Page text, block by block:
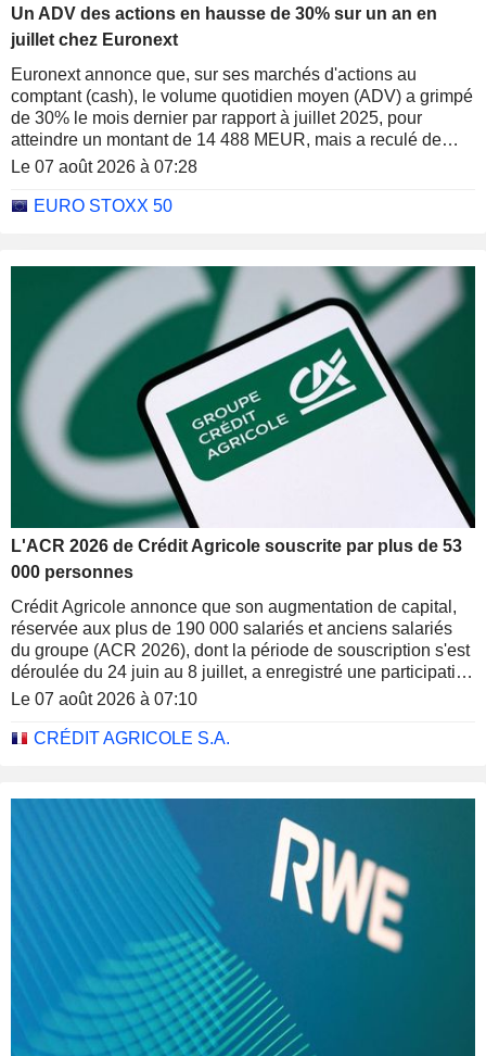
Un ADV des actions en hausse de 30% sur un an en
juillet chez Euronext
Euronext annonce que, sur ses marchés d'actions au
comptant (cash), le volume quotidien moyen (ADV) a grimpé
de 30% le mois dernier par rapport à juillet 2025, pour
atteindre un montant de 14 488 MEUR, mais a reculé de
16% en rythme séquentiel.
Le 07 août 2026 à 07:28
EURO STOXX 50
L'ACR 2026 de Crédit Agricole souscrite par plus de 53
000 personnes
Crédit Agricole annonce que son augmentation de capital,
réservée aux plus de 190 000 salariés et anciens salariés
du groupe (ACR 2026), dont la période de souscription s'est
déroulée du 24 juin au 8 juillet, a enregistré une participation
de plus de 53 000 collaborateurs en France et à
Le 07 août 2026 à 07:10
CRÉDIT AGRICOLE S.A.